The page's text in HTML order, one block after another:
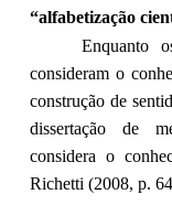
“alfabetização
Enquanto
consideram o
construção de
dissertação de
considera o
Richetti (2008, p.